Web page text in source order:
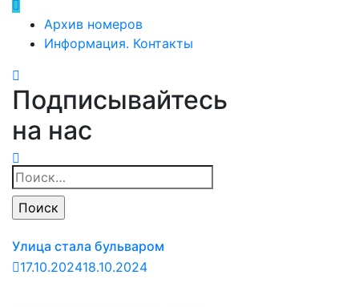
Архив номеров
Информация. Контакты
Подписывайтесь
на нас
Найти:
Улица стала бульваром
17.10.202418.10.2024